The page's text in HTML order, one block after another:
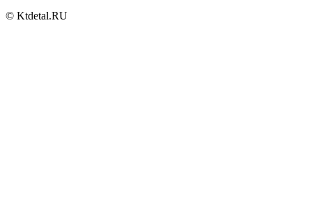
© Ktdetal.RU